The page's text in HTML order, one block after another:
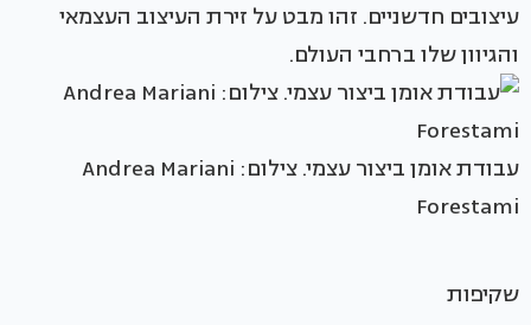
עיצובים חדשניים. זהו מבט על זירת העיצוב העצמאי
והגיוון שלו ברחבי העולם.
עבודת אומן ביצור עצמי. צילום: Andrea Mariani
Forestami
שקיפות